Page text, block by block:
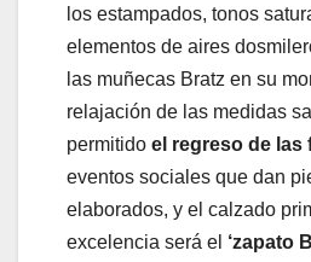
los estampados, tonos
elementos de aires
las muñecas Bratz en su
relajación de las medidas
permitido el regreso de las
eventos sociales que dan
elaborados, y el calzado
excelencia será el ‘zapato